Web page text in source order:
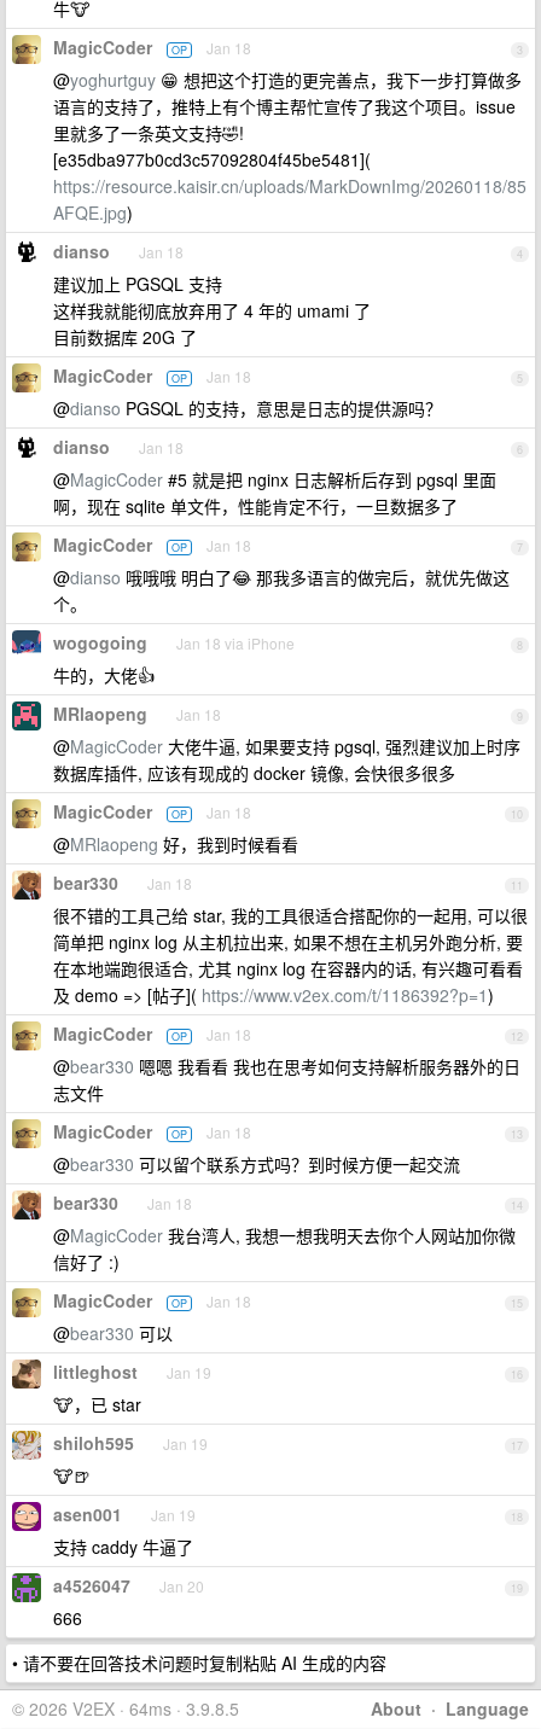
牛🐮
3
MagicCoder OP Jan 18
@yoghurtguy 😁 想把这个打造的更完善点，我下一步打算做多
语言的支持了，推特上有个博主帮忙宣传了我这个项目。issue
里就多了一条英文支持🤣!
[e35dba977b0cd3c57092804f45be5481](
https://resource.kaisir.cn/uploads/MarkDownImg/20260118/85
AFQE.jpg)
4
dianso Jan 18
建议加上 PGSQL 支持
这样我就能彻底放弃用了 4 年的 umami 了
目前数据库 20G 了
5
MagicCoder OP Jan 18
@dianso PGSQL 的支持，意思是日志的提供源吗？
6
dianso Jan 18
@MagicCoder #5 就是把 nginx 日志解析后存到 pgsql 里面
啊，现在 sqlite 单文件，性能肯定不行，一旦数据多了
7
MagicCoder OP Jan 18
@dianso 哦哦哦 明白了😂 那我多语言的做完后，就优先做这
个。
8
wogogoing Jan 18 via iPhone
牛的，大佬👍
9
MRlaopeng Jan 18
@MagicCoder 大佬牛逼, 如果要支持 pgsql, 强烈建议加上时序
数据库插件, 应该有现成的 docker 镜像, 会快很多很多
10
MagicCoder OP Jan 18
@MRlaopeng 好，我到时候看看
11
bear330 Jan 18
很不错的工具己给 star, 我的工具很适合搭配你的一起用, 可以很
简单把 nginx log 从主机拉出来, 如果不想在主机另外跑分析, 要
在本地端跑很适合, 尤其 nginx log 在容器内的话, 有兴趣可看看
及 demo => [帖子]( https://www.v2ex.com/t/1186392?p=1)
12
MagicCoder OP Jan 18
@bear330 嗯嗯 我看看 我也在思考如何支持解析服务器外的日
志文件
13
MagicCoder OP Jan 18
@bear330 可以留个联系方式吗？到时候方便一起交流
14
bear330 Jan 18
@MagicCoder 我台湾人, 我想一想我明天去你个人网站加你微
信好了 :)
15
MagicCoder OP Jan 18
@bear330 可以
16
littleghost Jan 19
🐮，已 star
17
shiloh595 Jan 19
🐮🍺
18
asen001 Jan 19
支持 caddy 牛逼了
19
a4526047 Jan 20
666
• 请不要在回答技术问题时复制粘贴 AI 生成的内容
About · Language
© 2026 V2EX · 64ms · 3.9.8.5